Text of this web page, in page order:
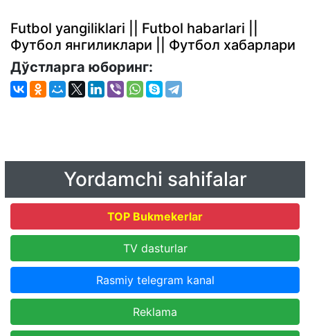
Futbol yangiliklari || Futbol habarlari ||
Футбол янгиликлари || Футбол хабарлари
Дўстларга юборинг:
Yordamchi sahifalar
TOP Bukmekerlar
TV dasturlar
Rasmiy telegram kanal
Reklama